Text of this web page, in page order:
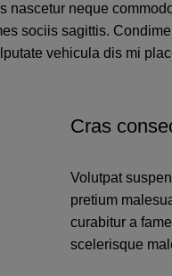
nascetur neque
sociis sagittis.
vehicula dis mi
Cras
Volutpat
pretium
curabitur a
scelerisque